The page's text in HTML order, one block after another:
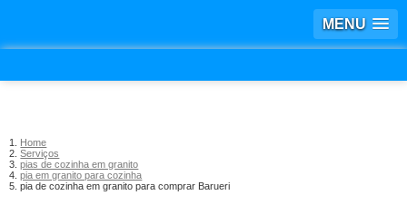
MENU
Home
Serviços
pias de cozinha em granito
pia em granito para cozinha
pia de cozinha em granito para comprar Barueri